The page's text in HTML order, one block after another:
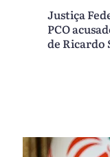
Justiça
PCO
de Ricardo